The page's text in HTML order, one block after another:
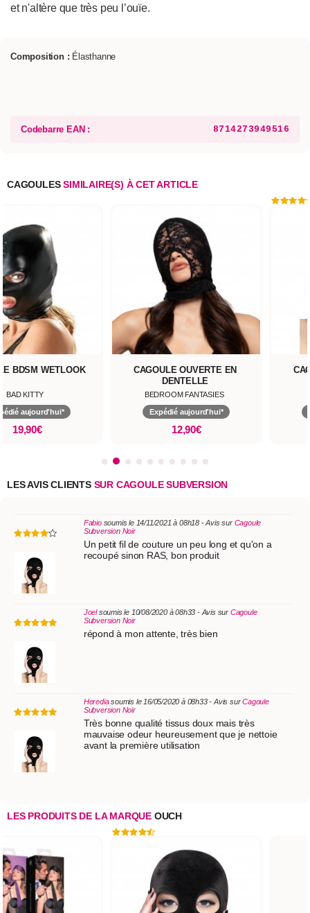
et n'altère que très peu l’ouïe.
Composition : Élasthanne
Codebarre EAN : 8714273949516
CAGOULESSIMILAIRE(S) À CET ARTICLE
BDSM WETLOOK
BAD KITTY
aujourd'hui*
19,90€
CAGOULE OUVERTE EN
DENTELLE
BEDROOM FANTASIES
Expédié aujourd'hui*
12,90€
LES AVIS CLIENTSSUR CAGOULE SUBVERSION
Fabiosoumis le 14/11/2021 à 08h18 - Avis sur Cagoule
Subversion Noir
Un petit fil de couture un peu long et qu'on a
recoupé sinon RAS, bon produit
Joelsoumis le 10/08/2020 à 08h33 - Avis sur Cagoule
Subversion Noir
répond à mon attente, très bien
Herediasoumis le 16/05/2020 à 08h33 - Avis surCagoule
Subversion Noir
Très bonne qualité tissus doux mais très
mauvaise odeur heureusement que je nettoie
avant la première utilisation
LES PRODUITS DE LA MARQUE OUCH